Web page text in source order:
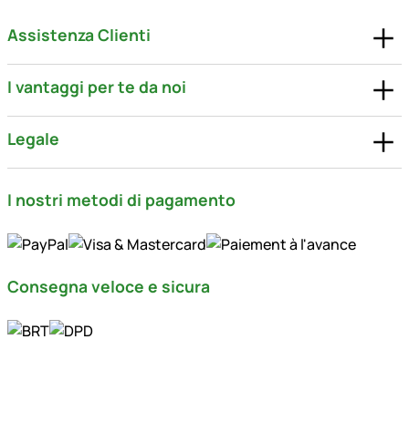
Assistenza Clienti
I vantaggi per te da noi
Legale
I nostri metodi di pagamento
Consegna veloce e sicura